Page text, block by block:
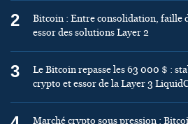
2
Bitcoin : Entre consolidation, faille
essor des solutions Layer 2
3
Le Bitcoin repasse les 63 000 $ :
crypto et essor de la Layer 3
Marché crypto sous pression :